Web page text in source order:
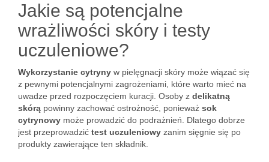
Jakie są potencjalne
wrażliwości skóry i testy
uczuleniowe?
Wykorzystanie cytryny w pielęgnacji skóry może wiązać się
z pewnymi potencjalnymi zagrożeniami, które warto mieć na
uwadze przed rozpoczęciem kuracji. Osoby z delikatną
skórą powinny zachować ostrożność, ponieważ sok
cytrynowy może prowadzić do podrażnień. Dlatego dobrze
jest przeprowadzić test uczuleniowy zanim sięgnie się po
produkty zawierające ten składnik.